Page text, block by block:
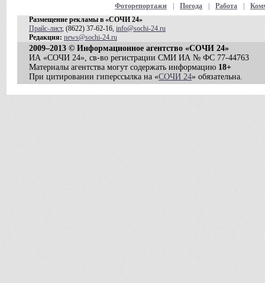
Фоторепортажи Погода Работа
Размещение рекламы в «СОЧИ 24»
Прайс-лист, (8622) 37-62-16, info@sochi-24.ru
Редакция: news@sochi-24.ru
2009–2013 © Информационное агентство «СОЧИ 24»
ИА «СОЧИ 24», св-во регистрации СМИ ИА № ФС 77-44763
Материалы агентства могут содержать информацию 18+
При цитировании гиперссылка на «СОЧИ 24» обязательна.